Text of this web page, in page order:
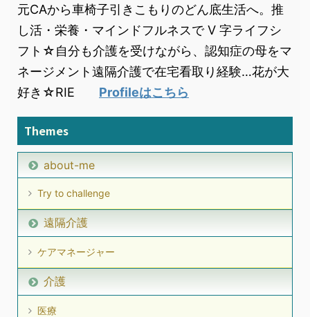
元CAから車椅子引きこもりのどん底生活へ。推
し活・栄養・マインドフルネスで V 字ライフシ
フト☆自分も介護を受けながら、認知症の母をマ
ネージメント遠隔介護で在宅看取り経験…花が大
好き☆RIE Profileはこちら
Themes
about-me
Try to challenge
遠隔介護
ケアマネージャー
介護
医療